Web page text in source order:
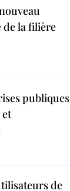
de la filière
publiques
de